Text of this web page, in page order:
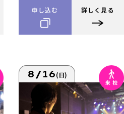
申し込む 詳しく見る
8/16(日)